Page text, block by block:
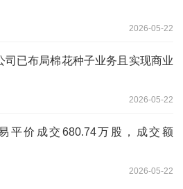
2026-05-22
司已布局棉花种子业务且实现商业
2026-05-22
平价成交680.74万股，成交额
2026-05-22